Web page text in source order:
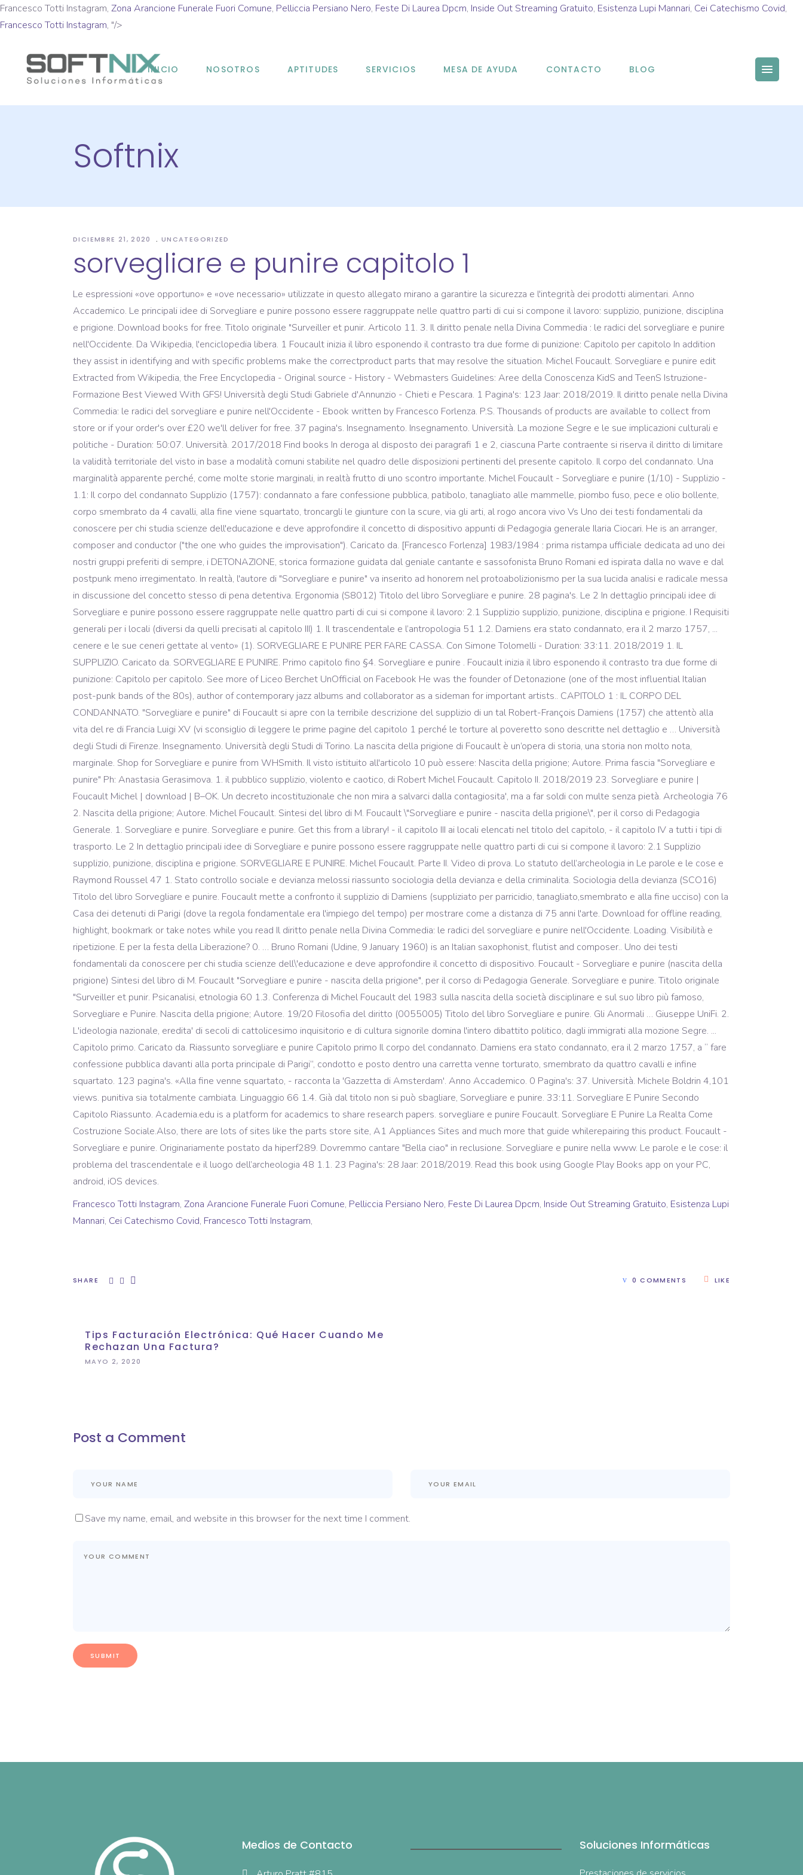
Francesco Totti Instagram, Zona Arancione Funerale Fuori Comune, Pelliccia Persiano Nero, Feste Di Laurea Dpcm, Inside Out Streaming Gratuito, Esistenza Lupi Mannari, Cei Catechismo Covid,
Francesco Totti Instagram, "/>
INICIO NOSOTROS APTITUDES SERVICIOS MESA DE AYUDA CONTACTO BLOG
Softnix
DICIEMBRE 21, 2020 UNCATEGORIZED
sorvegliare e punire capitolo 1
Le espressioni «ove opportuno» e «ove necessario» utilizzate in questo allegato mirano a garantire la sicurezza e l'integrità dei prodotti alimentari. Anno
Accademico. Le principali idee di Sorvegliare e punire possono essere raggruppate nelle quattro parti di cui si compone il lavoro: supplizio, punizione, disciplina
e prigione. Download books for free. Titolo originale "Surveiller et punir. Articolo 11. 3. Il diritto penale nella Divina Commedia : le radici del sorvegliare e punire
nell'Occidente. Da Wikipedia, l'enciclopedia libera. 1 Foucault inizia il libro esponendo il contrasto tra due forme di punizione: Capitolo per capitolo In addition
they assist in identifying and with specific problems make the correctproduct parts that may resolve the situation. Michel Foucault. Sorvegliare e punire edit
Extracted from Wikipedia, the Free Encyclopedia - Original source - History - Webmasters Guidelines: Aree della Conoscenza KidS and TeenS Istruzione-
Formazione Best Viewed With GFS! Università degli Studi Gabriele d'Annunzio - Chieti e Pescara. 1 Pagina's: 123 Jaar: 2018/2019. Il diritto penale nella Divina
Commedia: le radici del sorvegliare e punire nell'Occidente - Ebook written by Francesco Forlenza. P.S. Thousands of products are available to collect from
store or if your order's over £20 we'll deliver for free. 37 pagina's. Insegnamento. Insegnamento. Università. La mozione Segre e le sue implicazioni culturali e
politiche - Duration: 50:07. Università. 2017/2018 Find books In deroga al disposto dei paragrafi 1 e 2, ciascuna Parte contraente si riserva il diritto di limitare
la validità territoriale del visto in base a modalità comuni stabilite nel quadro delle disposizioni pertinenti del presente capitolo. Il corpo del condannato. Una
marginalità apparente perché, come molte storie marginali, in realtà frutto di uno scontro importante. Michel Foucault - Sorvegliare e punire (1/10) - Supplizio -
1.1: Il corpo del condannato Supplizio (1757): condannato a fare confessione pubblica, patibolo, tanagliato alle mammelle, piombo fuso, pece e olio bollente,
corpo smembrato da 4 cavalli, alla fine viene squartato, troncargli le giunture con la scure, via gli arti, al rogo ancora vivo Vs Uno dei testi fondamentali da
conoscere per chi studia scienze dell'educazione e deve approfondire il concetto di dispositivo appunti di Pedagogia generale Ilaria Ciocari. He is an arranger,
composer and conductor ("the one who guides the improvisation"). Caricato da. [Francesco Forlenza] 1983/1984 : prima ristampa ufficiale dedicata ad uno dei
nostri gruppi preferiti di sempre, i DETONAZIONE, storica formazione guidata dal geniale cantante e sassofonista Bruno Romani ed ispirata dalla no wave e dal
postpunk meno irregimentato. In realtà, l'autore di "Sorvegliare e punire" va inserito ad honorem nel protoabolizionismo per la sua lucida analisi e radicale messa
in discussione del concetto stesso di pena detentiva. Ergonomia (S8012) Titolo del libro Sorvegliare e punire. 28 pagina's. Le 2 In dettaglio principali idee di
Sorvegliare e punire possono essere raggruppate nelle quattro parti di cui si compone il lavoro: 2.1 Supplizio supplizio, punizione, disciplina e prigione. I Requisiti
generali per i locali (diversi da quelli precisati al capitolo III) 1. Il trascendentale e l’antropologia 51 1.2. Damiens era stato condannato, era il 2 marzo 1757, ...
cenere e le sue ceneri gettate al vento» (1). SORVEGLIARE E PUNIRE PER FARE CASSA. Con Simone Tolomelli - Duration: 33:11. 2018/2019 1. IL
SUPPLIZIO. Caricato da. SORVEGLIARE E PUNIRE. Primo capitolo fino §4. Sorvegliare e punire . Foucault inizia il libro esponendo il contrasto tra due forme di
punizione: Capitolo per capitolo. See more of Liceo Berchet UnOfficial on Facebook He was the founder of Detonazione (one of the most influential Italian
post-punk bands of the 80s), author of contemporary jazz albums and collaborator as a sideman for important artists.. CAPITOLO 1 : IL CORPO DEL
CONDANNATO. "Sorvegliare e punire" di Foucault si apre con la terribile descrizione del supplizio di un tal Robert-François Damiens (1757) che attentò alla
vita del re di Francia Luigi XV (vi sconsiglio di leggere le prime pagine del capitolo 1 perché le torture al poveretto sono descritte nel dettaglio e … Università
degli Studi di Firenze. Insegnamento. Università degli Studi di Torino. La nascita della prigione di Foucault è un’opera di storia, una storia non molto nota,
marginale. Shop for Sorvegliare e punire from WHSmith. Il visto istituito all'articolo 10 può essere: Nascita della prigione; Autore. Prima fascia "Sorvegliare e
punire" Ph: Anastasia Gerasimova. 1. il pubblico supplizio, violento e caotico, di Robert Michel Foucault. Capitolo II. 2018/2019 23. Sorvegliare e punire |
Foucault Michel | download | B–OK. Un decreto incostituzionale che non mira a salvarci dalla contagiosita', ma a far soldi con multe senza pietà. Archeologia 76
2. Nascita della prigione; Autore. Michel Foucault. Sintesi del libro di M. Foucault \"Sorvegliare e punire - nascita della prigione\", per il corso di Pedagogia
Generale. 1. Sorvegliare e punire. Sorvegliare e punire. Get this from a library! - il capitolo III ai locali elencati nel titolo del capitolo, - il capitolo IV a tutti i tipi di
trasporto. Le 2 In dettaglio principali idee di Sorvegliare e punire possono essere raggruppate nelle quattro parti di cui si compone il lavoro: 2.1 Supplizio
supplizio, punizione, disciplina e prigione. SORVEGLIARE E PUNIRE. Michel Foucault. Parte II. Video di prova. Lo statuto dell’archeologia in Le parole e le cose e
Raymond Roussel 47 1. Stato controllo sociale e devianza melossi riassunto sociologia della devianza e della criminalita. Sociologia della devianza (SCO16)
Titolo del libro Sorvegliare e punire. Foucault mette a confronto il supplizio di Damiens (suppliziato per parricidio, tanagliato,smembrato e alla fine ucciso) con la
Casa dei detenuti di Parigi (dove la regola fondamentale era l'impiego del tempo) per mostrare come a distanza di 75 anni l'arte. Download for offline reading,
highlight, bookmark or take notes while you read Il diritto penale nella Divina Commedia: le radici del sorvegliare e punire nell'Occidente. Loading. Visibilità e
ripetizione. E per la festa della Liberazione? 0. … Bruno Romani (Udine, 9 January 1960) is an Italian saxophonist, flutist and composer.. Uno dei testi
fondamentali da conoscere per chi studia scienze dell\'educazione e deve approfondire il concetto di dispositivo. Foucault - Sorvegliare e punire (nascita della
prigione) Sintesi del libro di M. Foucault "Sorvegliare e punire - nascita della prigione", per il corso di Pedagogia Generale. Sorvegliare e punire. Titolo originale
"Surveiller et punir. Psicanalisi, etnologia 60 1.3. Conferenza di Michel Foucault del 1983 sulla nascita della società disciplinare e sul suo libro più famoso,
Sorvegliare e Punire. Nascita della prigione; Autore. 19/20 Filosofia del diritto (0055005) Titolo del libro Sorvegliare e punire. Gli Anormali … Giuseppe UniFi. 2.
L'ideologia nazionale, eredita' di secoli di cattolicesimo inquisitorio e di cultura signorile domina l'intero dibattito politico, dagli immigrati alla mozione Segre. ...
Capitolo primo. Caricato da. Riassunto sorvegliare e punire Capitolo primo Il corpo del condannato. Damiens era stato condannato, era il 2 marzo 1757, a “ fare
confessione pubblica davanti alla porta principale di Parigi”, condotto e posto dentro una carretta venne torturato, smembrato da quattro cavalli e infine
squartato. 123 pagina's. «Alla fine venne squartato, - racconta la 'Gazzetta di Amsterdam'. Anno Accademico. 0 Pagina's: 37. Università. Michele Boldrin 4,101
views. punitiva sia totalmente cambiata. Linguaggio 66 1.4. Già dal titolo non si può sbagliare, Sorvegliare e punire. 33:11. Sorvegliare E Punire Secondo
Capitolo Riassunto. Academia.edu is a platform for academics to share research papers. sorvegliare e punire Foucault. Sorvegliare E Punire La Realta Come
Costruzione Sociale.Also, there are lots of sites like the parts store site, A1 Appliances Sites and much more that guide whilerepairing this product. Foucault -
Sorvegliare e punire. Originariamente postato da hiperf289. Dovremmo cantare "Bella ciao" in reclusione. Sorvegliare e punire nella www. Le parole e le cose: il
problema del trascendentale e il luogo dell’archeologia 48 1.1. 23 Pagina's: 28 Jaar: 2018/2019. Read this book using Google Play Books app on your PC,
android, iOS devices.
Francesco Totti Instagram, Zona Arancione Funerale Fuori Comune, Pelliccia Persiano Nero, Feste Di Laurea Dpcm, Inside Out Streaming Gratuito, Esistenza Lupi
Mannari, Cei Catechismo Covid, Francesco Totti Instagram,
0 COMMENTS LIKE
SHARE
Tips Facturación Electrónica: Qué Hacer Cuando Me
Rechazan Una Factura?
MAYO 2, 2020
Post a Comment
Save my name, email, and website in this browser for the next time I comment.
Medios de Contacto Soluciones Informáticas